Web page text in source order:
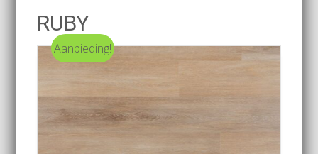
RUBY
Aanbieding!